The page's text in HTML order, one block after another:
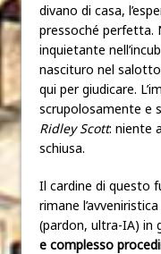
divano di casa,
pressoché perfetta.
inquietante
nascituro nel
qui per giudicare.
scrupolosamente e
Ridley Scott: niente
schiusa.
Il cardine di questo
rimane l’avveniristica
(pardon, ultra-IA) in
e complesso